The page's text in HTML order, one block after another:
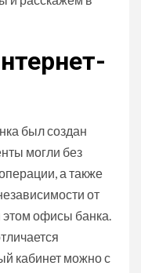
был создан
могли без
а также
от
этом офисы банка.
кабинет можно с